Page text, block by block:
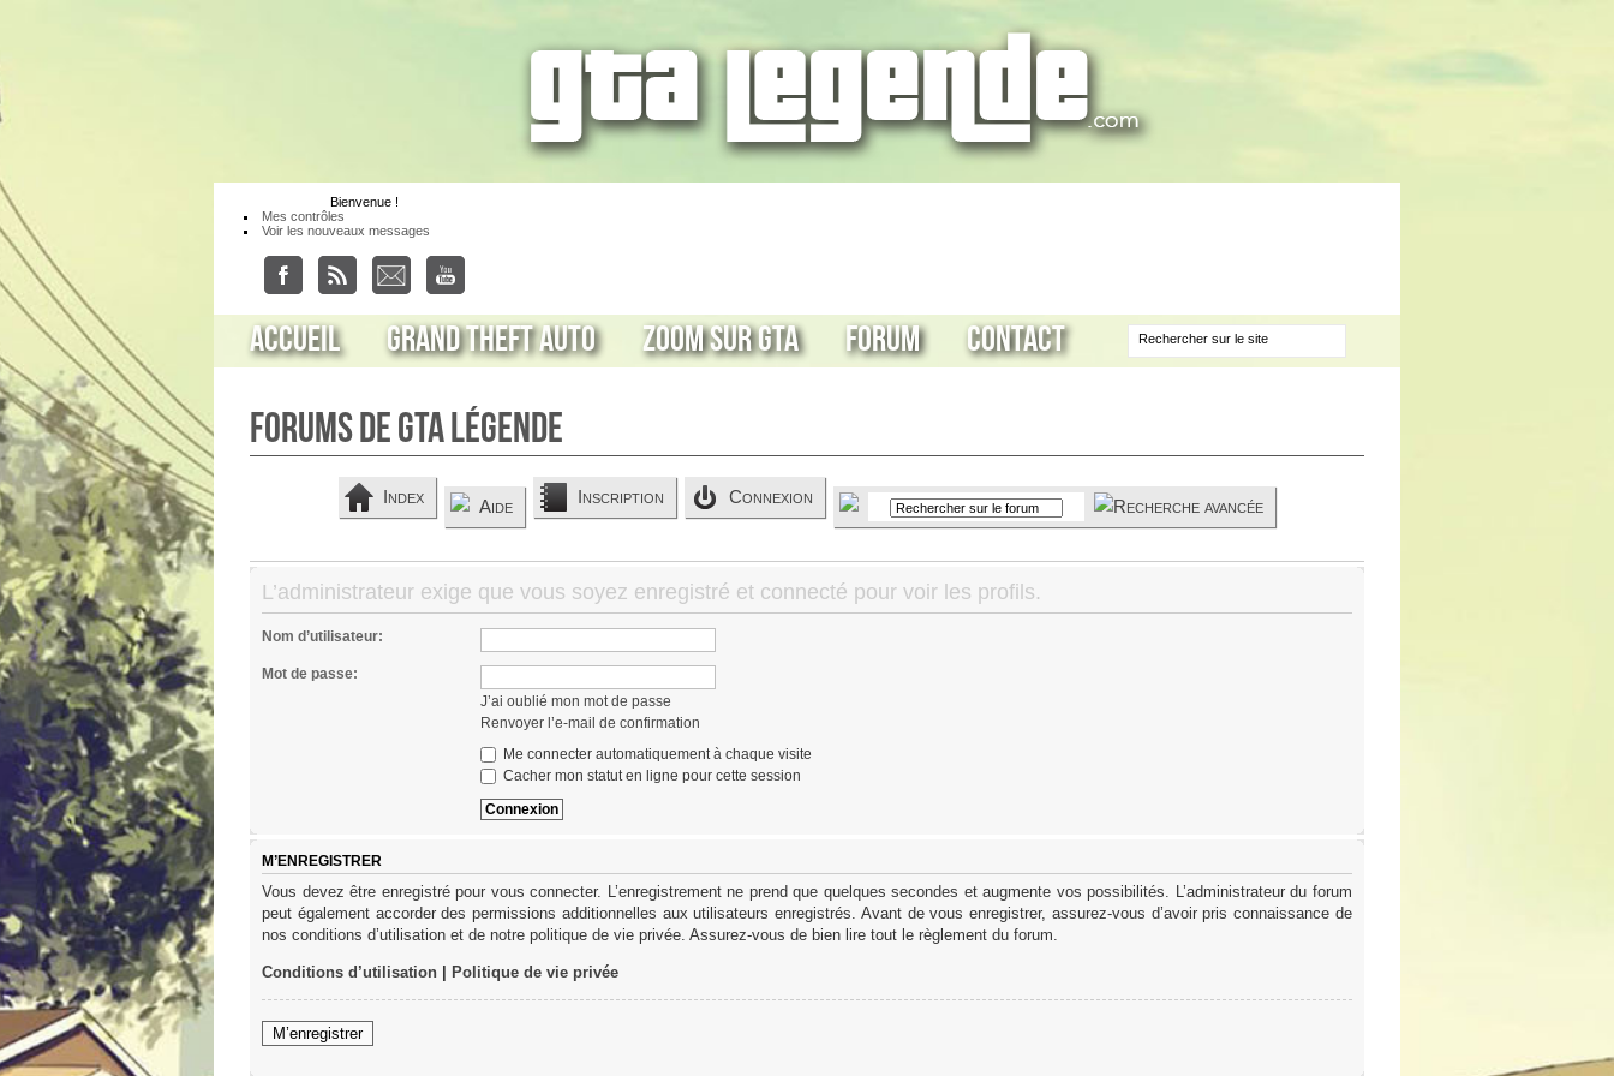
Bienvenue !
Mes contrôles
Voir les nouveaux messages
Accueil Grand Theft Auto Zoom sur GTA Forum Contact
Forums de GTA Légende
Index Aide Inscription Connexion
L’administrateur exige que vous soyez enregistré et connecté pour voir les profils.
Nom d’utilisateur:
Mot de passe:
J’ai oublié mon mot de passe
Renvoyer l’e-mail de confirmation
Me connecter automatiquement à chaque visite
Cacher mon statut en ligne pour cette session
M’ENREGISTRER
Vous devez être enregistré pour vous connecter. L’enregistrement ne prend que quelques secondes et augmente vos possibilités. L’administrateur du forum
peut également accorder des permissions additionnelles aux utilisateurs enregistrés. Avant de vous enregistrer, assurez-vous d’avoir pris connaissance de
nos conditions d’utilisation et de notre politique de vie privée. Assurez-vous de bien lire tout le règlement du forum.
Conditions d’utilisation Politique de vie privée
M’enregistrer